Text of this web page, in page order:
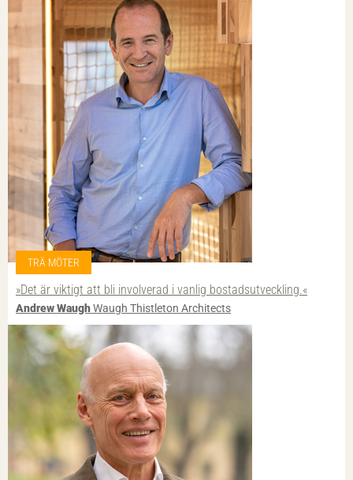
TRÄ MÖTER
»Det är viktigt att bli involverad i vanlig bostadsutveckling.«
Andrew WaughWaugh Thistleton Architects